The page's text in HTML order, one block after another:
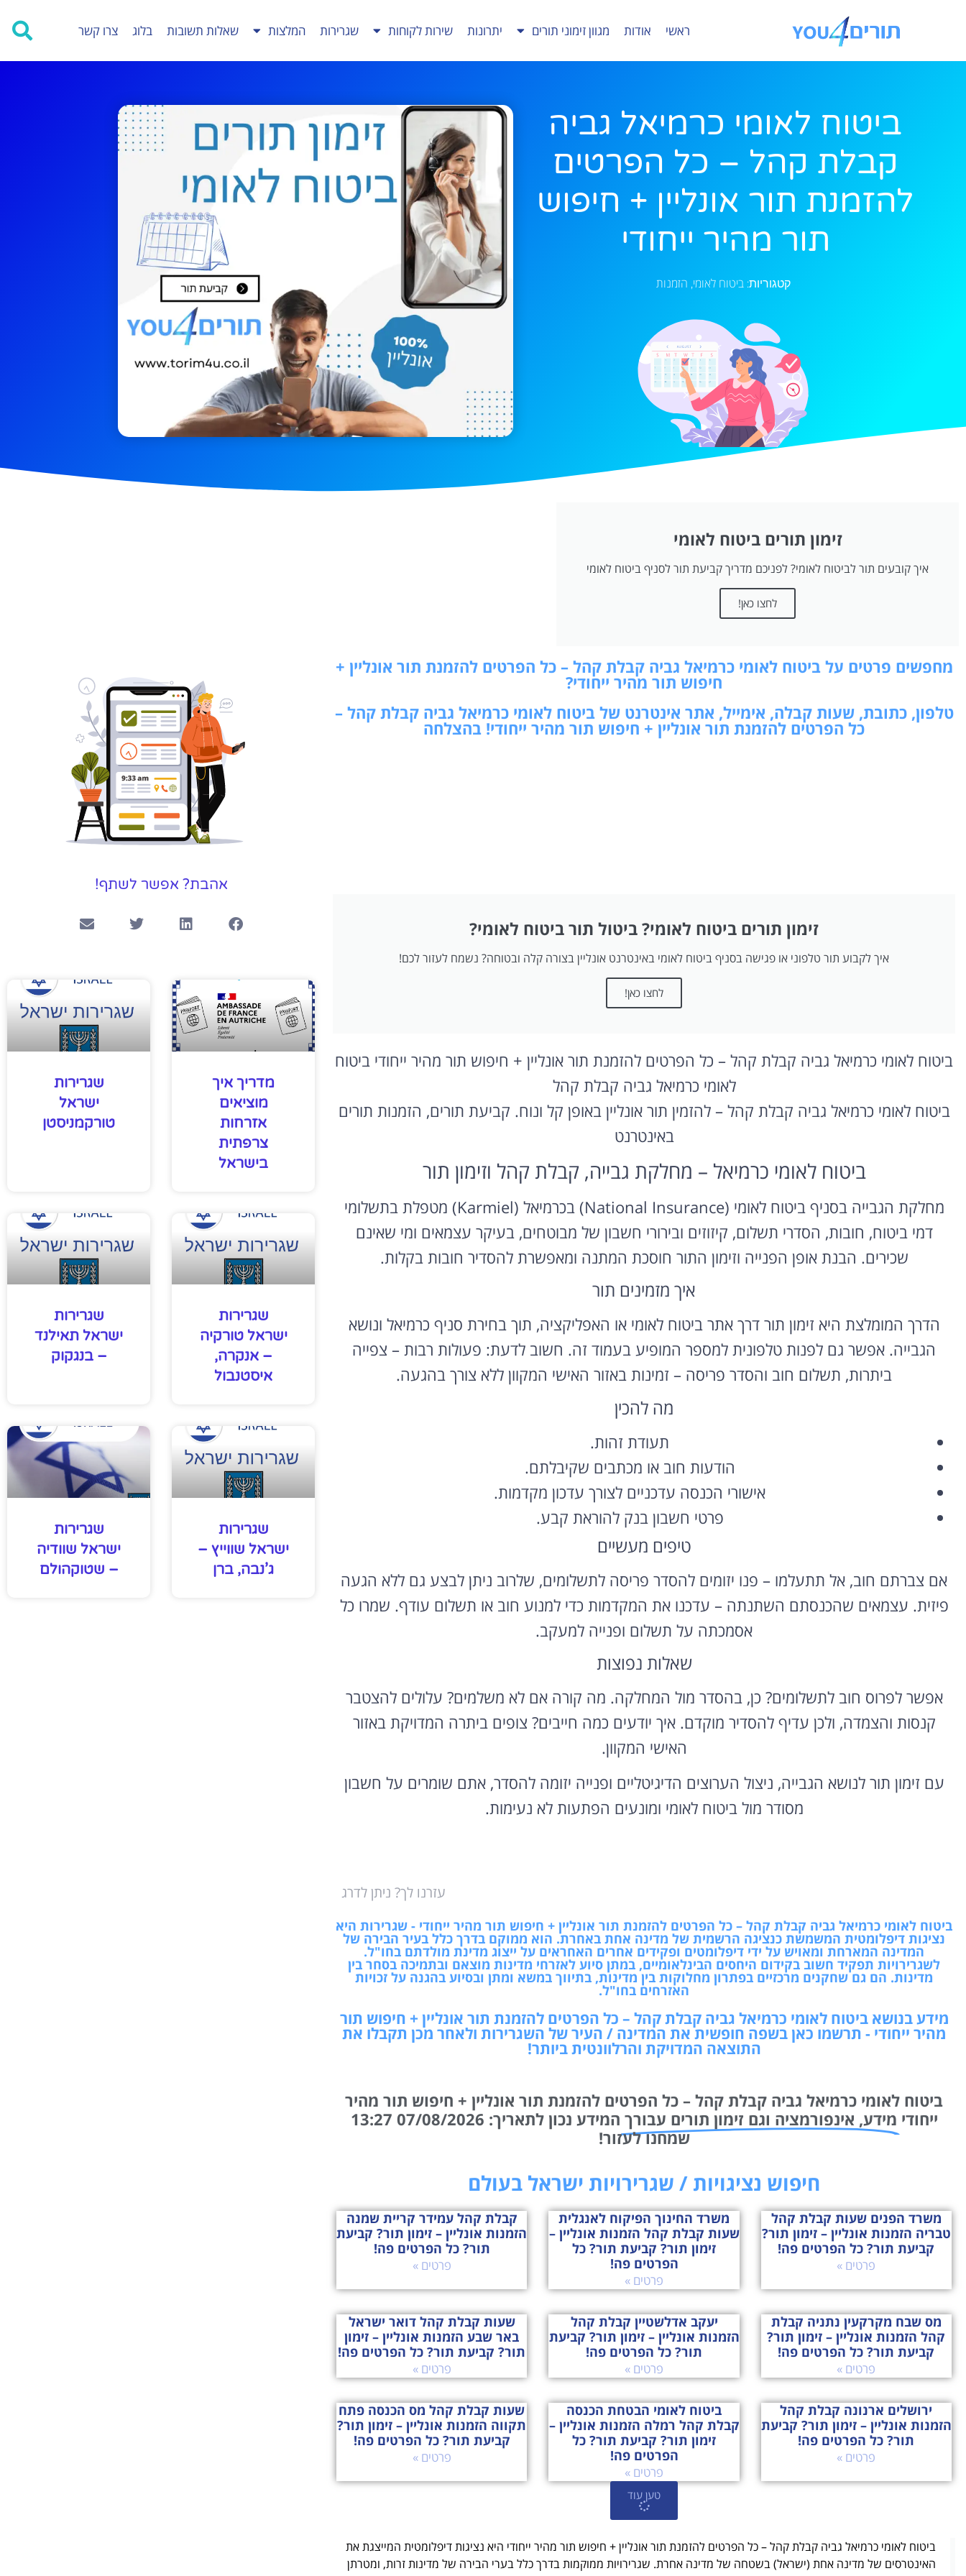
ראשי אודות מגוון זימוני תורים יתרונות שירות לקוחות שגרירות המלצות שאלות תשובות בלוג צרו קשר
ביטוח לאומי כרמיאל גביה
קבלת קהל – כל הפרטים
להזמנת תור אונליין + חיפוש
תור מהיר ייחודי
קטגוריות: ביטוח לאומי, הזמנות
זימון תורים ביטוח לאומי
איך קובעים תור לביטוח לאומי? לפניכם מדריך קביעת תור לסניף ביטוח לאומי
לחצו כאן!
מחפשים פרטים על ביטוח לאומי כרמיאל גביה קבלת קהל – כל הפרטים להזמנת תור אונליין +
חיפוש תור מהיר ייחודי?
טלפון, כתובת, שעות קבלה, אימייל, אתר אינטרנט של ביטוח לאומי כרמיאל גביה קבלת קהל –
כל הפרטים להזמנת תור אונליין + חיפוש תור מהיר ייחודי! בהצלחה
זימון תורים ביטוח לאומי? ביטול תור ביטוח לאומי?
איך לקבוע תור טלפוני או פגישה בסניף ביטוח לאומי באינטרנט אונליין בצורה קלה ובטוחה? נשמח לעזור לכם!
לחצו כאן!
ביטוח לאומי כרמיאל גביה קבלת קהל – כל הפרטים להזמנת תור אונליין + חיפוש תור מהיר ייחודי ביטוח
לאומי כרמיאל גביה קבלת קהל
ביטוח לאומי כרמיאל גביה קבלת קהל – להזמין תור אונליין באופן קל ונוח. קביעת תורים, הזמנות תורים
באינטרנט
ביטוח לאומי כרמיאל – מחלקת גבייה, קבלת קהל וזימון תור
מחלקת הגבייה בסניף ביטוח לאומי (National Insurance) בכרמיאל (Karmiel) מטפלת בתשלומי
דמי ביטוח, חובות, הסדרי תשלום, קיזוזים ובירורי חשבון של מבוטחים, בעיקר עצמאים ומי שאינם
שכירים. הבנת אופן הפנייה וזימון התור חוסכת המתנה ומאפשרת להסדיר חובות בקלות.
איך מזמינים תור
הדרך המומלצת היא זימון תור דרך אתר ביטוח לאומי או האפליקציה, תוך בחירת סניף כרמיאל ונושא
הגבייה. אפשר גם לפנות טלפונית למספר המופיע בעמוד זה. חשוב לדעת: פעולות רבות – צפייה
ביתרות, תשלום חוב והסדר פריסה – זמינות באזור האישי המקוון ללא צורך בהגעה.
מה להכין
תעודת זהות.
הודעות חוב או מכתבים שקיבלתם.
אישורי הכנסה עדכניים לצורך עדכון מקדמות.
פרטי חשבון בנק להוראת קבע.
טיפים מעשיים
אם צברתם חוב, אל תתעלמו – פנו יזומים להסדר פריסה לתשלומים, שלרוב ניתן לבצע גם ללא הגעה
פיזית. עצמאים שהכנסתם השתנתה – עדכנו את המקדמות כדי למנוע חוב או תשלום עודף. שמרו כל
אסמכתה על תשלום ופנייה למעקב.
שאלות נפוצות
אפשר לפרוס חוב לתשלומים? כן, בהסדר מול המחלקה. מה קורה אם לא משלמים? עלולים להצטבר
קנסות והצמדה, ולכן עדיף להסדיר מוקדם. איך יודעים כמה חייבים? צופים ביתרה המדויקת באזור
האישי המקוון.
עם זימון תור לנושא הגבייה, ניצול הערוצים הדיגיטליים ופנייה יזומה להסדר, אתם שומרים על חשבון
מסודר מול ביטוח לאומי ומונעים הפתעות לא נעימות.
עזרנו לך? ניתן לדרג
ביטוח לאומי כרמיאל גביה קבלת קהל – כל הפרטים להזמנת תור אונליין + חיפוש תור מהיר ייחודי - שגרירות היא
נציגות דיפלומטית המשמשת כנציגה הרשמית של מדינה אחת באחרת. הוא ממוקם בדרך כלל בעיר הבירה של
המדינה המארחת ומאויש על ידי דיפלומטים ופקידים אחרים האחראים על ייצוג מדינת מולדתם בחו"ל.
לשגרירויות תפקיד חשוב בקידום היחסים הבינלאומיים, במתן סיוע לאזרחי מדינות מוצאם ובתמיכה בסחר בין
מדינות. הם גם שחקנים מרכזיים בפתרון מחלוקות בין מדינות, בתיווך במשא ומתן ובסיוע בהגנה על זכויות
האזרחים בחו"ל.
מידע בנושא ביטוח לאומי כרמיאל גביה קבלת קהל – כל הפרטים להזמנת תור אונליין + חיפוש תור
מהיר ייחודי - תרשמו כאן בשפה חופשית את המדינה / העיר של השגרירות ולאחר מכן תקבלו את
התוצאה המדויקת והרלוונטית ביותר!
ביטוח לאומי כרמיאל גביה קבלת קהל – כל הפרטים להזמנת תור אונליין + חיפוש תור מהיר
ייחודי מידע, אינפורמציה וגם זימון תורים עבורך
המידע נכון לתאריך: 07/08/2026 13:27
שמחנו לעזור!
חיפוש נציגויות / שגרירויות ישראל בעולם
משרד הפנים שעות קבלת קהל
טבריה הזמנות אונליין – זימון תור?
קביעת תור? כל הפרטים פה!
פרטים »
משרד החינוך הפיקוח לאנגלית
שעות קבלת קהל הזמנות אונליין –
זימון תור? קביעת תור? כל
הפרטים פה!
פרטים »
קבלת קהל עמידר קריית שמנה
הזמנות אונליין – זימון תור? קביעת
תור? כל הפרטים פה!
פרטים »
מס שבח מקרקעין נתניה קבלת
קהל הזמנות אונליין – זימון תור?
קביעת תור? כל הפרטים פה!
פרטים »
יעקב אדלשטיין קבלת קהל
הזמנות אונליין – זימון תור? קביעת
תור? כל הפרטים פה!
פרטים »
שעות קבלת קהל דואר ישראל
באר שבע הזמנות אונליין – זימון
תור? קביעת תור? כל הפרטים פה!
פרטים »
ירושלים ארנונה קבלת קהל
הזמנות אונליין – זימון תור? קביעת
תור? כל הפרטים פה!
פרטים »
ביטוח לאומי הבטחת הכנסה
קבלת קהל רמלה הזמנות אונליין –
זימון תור? קביעת תור? כל
הפרטים פה!
פרטים »
שעות קבלת קהל מס הכנסה פתח
תקווה הזמנות אונליין – זימון תור?
קביעת תור? כל הפרטים פה!
פרטים »
טען עוד
ביטוח לאומי כרמיאל גביה קבלת קהל – כל הפרטים להזמנת תור אונליין + חיפוש תור מהיר ייחודי היא נציגות דיפלומטית המייצגת את
האינטרסים של מדינה אחת (ישראל) בשטחה של מדינה אחרת. שגרירויות ממוקמות בדרך כלל בערי הבירה של מדינות זרות, ומטרתן
אהבת? אפשר לשתף!
מדריך איך
מוציאים
אזרחות
צרפתית
בישראל
שגרירות
ישראל
טורקמניסטן
שגרירות
ישראל טורקיה
– אנקרה,
איסטנבול
שגרירות
ישראל תאילנד
– בנגקוק
שגרירות
ישראל שווייץ –
ג’נבה, ברן
שגרירות
ישראל שוודיה
– שטוקהולם